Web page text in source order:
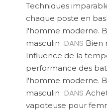
Techniques
chaque poste en
l'homme moderne.
masculin DANS Bien
Influence de la
performance des
l'homme moderne.
masculin DANS
vapoteuse pour